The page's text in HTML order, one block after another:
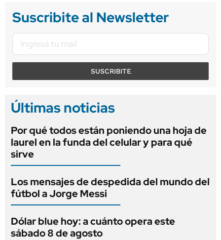
Suscribite al Newsletter
SUSCRIBITE
Últimas noticias
Por qué todos están poniendo una hoja de
laurel en la funda del celular y para qué
sirve
Los mensajes de despedida del mundo del
fútbol a Jorge Messi
Dólar blue hoy: a cuánto opera este
sábado 8 de agosto